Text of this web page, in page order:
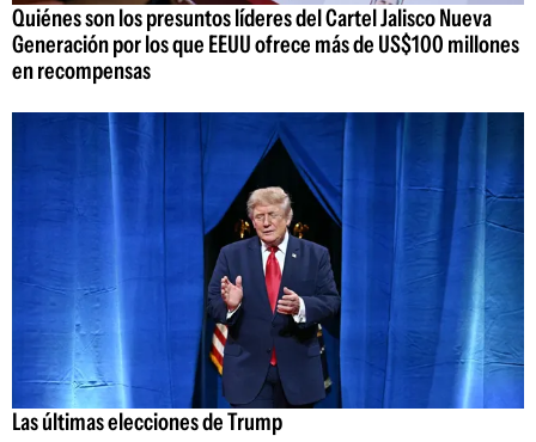
Quiénes son los presuntos líderes del Cartel Jalisco Nueva
Generación por los que EEUU ofrece más de US$100 millones
en recompensas
Las últimas elecciones de Trump